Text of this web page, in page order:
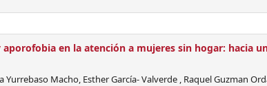
en la atención a mujeres sin hogar: hacia
Yurrebaso Macho, Esther García- Valverde , Raquel Guzman